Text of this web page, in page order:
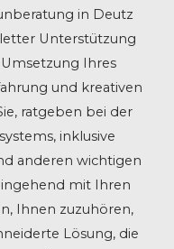
in Deutz
Unterstützung
Ihres
und kreativen
ratgeben bei der
inklusive
anderen wichtigen
mit Ihren
Ihnen zuzuhören,
Lösung, die